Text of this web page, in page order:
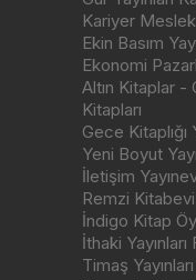
Kariyer Meslek
Ekin Basım
Ekonomi
Altın Kitaplar -
Kitapları
Gece Kitaplığı
Yeni Boyut
İletişim
Remzi
İndigo Kitap
İthaki
Timaş